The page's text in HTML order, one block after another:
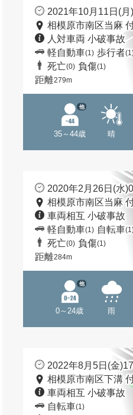
2021年10月11日(月
相模原市南区当麻
人対車両 小破事故
軽自動車(1) 歩行者
死亡(0) 負傷(1)
距離279m
35～44歳
他
晴
2020年2月26日(水
相模原市南区当麻
車両相互 小破事故
軽自動車(1) 自転車
死亡(0) 負傷(1)
距離284m
0～24歳
他
雨
2022年8月5日(金
相模原市南区下溝
車両相互 小破事故
自転車(1)